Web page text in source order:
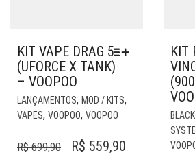
KIT VAPE DRAG 5
(UFORCE X TANK)
– VOOPOO
LANÇAMENTOS, MOD / KITS,
VAPES, VOOPOO, VOOPOO
PRODUTO
R$699,90
O
R$ 559,90
KIT